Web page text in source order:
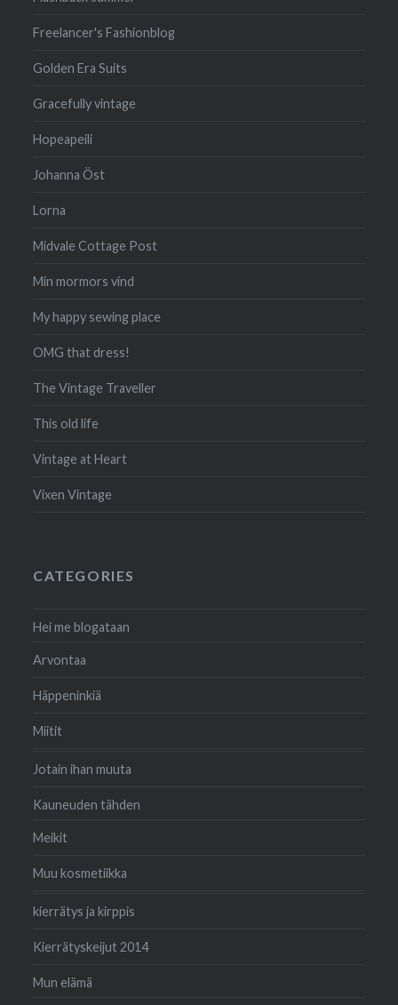
Freelancer's Fashionblog
Golden Era Suits
Gracefully vintage
Hopeapeili
Johanna Öst
Lorna
Midvale Cottage Post
Min mormors vind
My happy sewing place
OMG that dress!
The Vintage Traveller
This old life
Vintage at Heart
Vixen Vintage
CATEGORIES
Hei me blogataan
Arvontaa
Häppeninkiä
Miitit
Jotain ihan muuta
Kauneuden tähden
Meikit
Muu kosmetiikka
kierrätys ja kirppis
Kierrätyskeijut 2014
Mun elämä